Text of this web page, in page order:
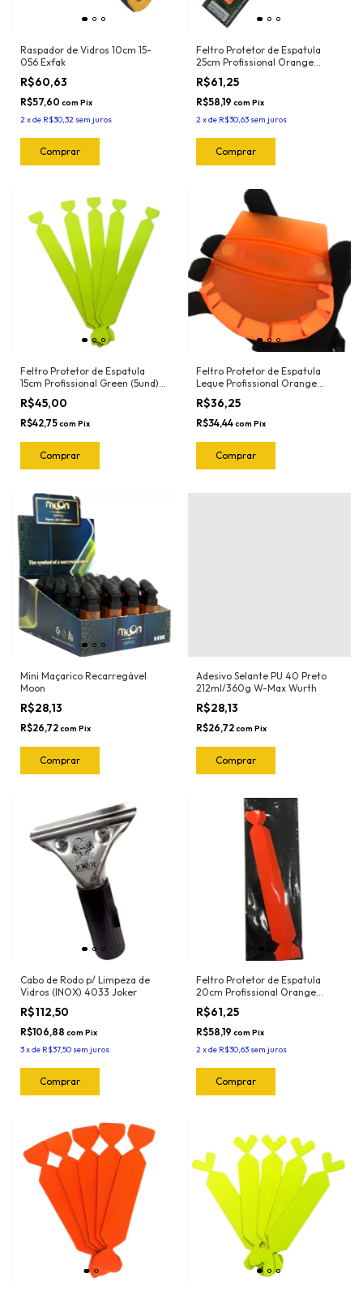
Raspador de Vidros 10cm 15-
056 Exfak
R$60,63
R$57,60 com Pix
2xde R$30,32 sem juros
Feltro Protetor de Espatula
25cm Profissional Orange
(5und) 1025.O Joker
R$61,25
R$58,19 com Pix
2xde R$30,63 sem juros
Feltro Protetor de Espatula
15cm Profissional Green (5und)
1022.G Joker
R$45,00
R$42,75com Pix
Feltro Protetor de Espatula
Leque Profissional Orange
(5und) 1023.O Joker
R$36,25
R$34,44com Pix
Mini Maçarico Recarregável
Moon
R$28,13
R$26,72com Pix
Adesivo Selante PU 40 Preto
212ml/360g W-Max Wurth
R$28,13
R$26,72com Pix
Cabo de Rodo p/ Limpeza de
Vidros (INOX) 4033 Joker
R$112,50
R$106,88 com Pix
3xde R$37,50 sem juros
Feltro Protetor de Espatula
20cm Profissional Orange
(5und) 1024.O Joker
R$61,25
R$58,19 com Pix
2xde R$30,63 sem juros